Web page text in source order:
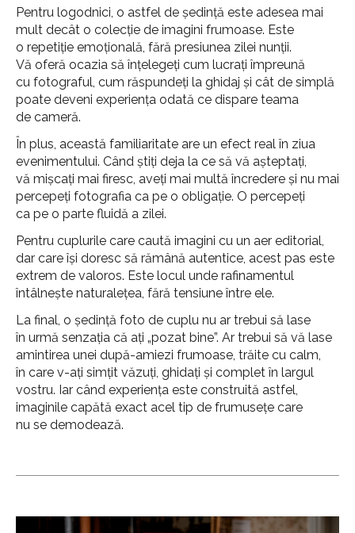
Pentru logodnici, o astfel de ședință este adesea mai
mult decât o colecție de imagini frumoase. Este
o repetiție emoțională, fără presiunea zilei nunții.
Vă oferă ocazia să înțelegeți cum lucrați împreună
cu fotograful, cum răspundeți la ghidaj și cât de simplă
poate deveni experiența odată ce dispare teama
de cameră.
În plus, această familiaritate are un efect real în ziua
evenimentului. Când știți deja la ce să vă așteptați,
vă mișcați mai firesc, aveți mai multă încredere și nu mai
percepeți fotografia ca pe o obligație. O percepeți
ca pe o parte fluidă a zilei.
Pentru cuplurile care caută imagini cu un aer editorial,
dar care își doresc să rămână autentice, acest pas este
extrem de valoros. Este locul unde rafinamentul
întâlnește naturalețea, fără tensiune între ele.
La final, o ședință foto de cuplu nu ar trebui să lase
în urmă senzația că ați „pozat bine”. Ar trebui să vă lase
amintirea unei după-amiezi frumoase, trăite cu calm,
în care v-ați simțit văzuți, ghidați și complet în largul
vostru. Iar când experiența este construită astfel,
imaginile capătă exact acel tip de frumusețe care
nu se demodează.